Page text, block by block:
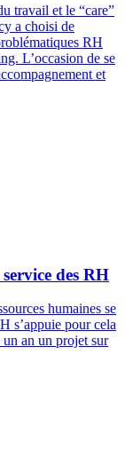
travail et le “care”
a choisi de
RH
L’occasion de se
et
des RH
humaines se
s’appuie pour cela
un an un projet sur